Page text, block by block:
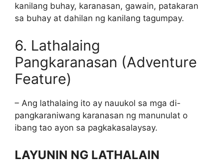
kanilang buhay, karanasan, gawain, patakaran
sa buhay at dahilan ng kanilang tagumpay.
6. Lathalaing
Pangkaranasan (Adventure
Feature)
– Ang lathalaing ito ay nauukol sa mga di-
pangkaraniwang karanasan ng manunulat o
ibang tao ayon sa pagkakasalaysay.
LAYUNIN NG LATHALAIN